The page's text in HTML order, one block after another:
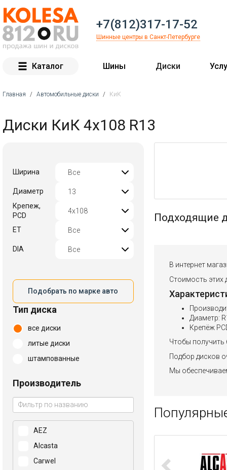
+7(812)317-17-52
Шинные центры в Санкт-Петербурге
Каталог Шины Диски
Главная / Автомобильные диски / КиК
Диски КиК 4x108 R13
Ширина
Диаметр
Крепеж,
PCD
ET
DIA
Подобрать по марке авто
Тип диска
все диски
литые диски
штампованные
Производитель
AEZ
Alcasta
Carwel
Подходящие
В интернет
Стоимость этих
Диаметр:
Крепёж
Чтобы получить
Подбор дисков
Мы